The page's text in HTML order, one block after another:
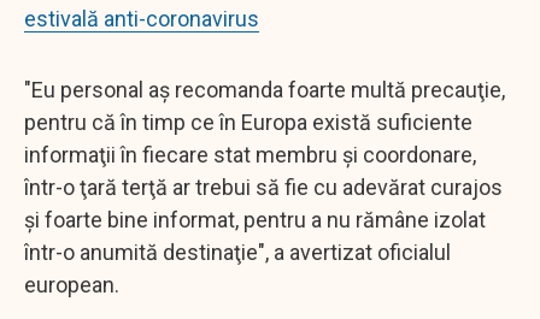
estivală anti-coronavirus
"Eu personal aş recomanda foarte multă precauţie,
pentru că în timp ce în Europa există suficiente
informaţii în fiecare stat membru şi coordonare,
într-o ţară terţă ar trebui să fie cu adevărat curajos
şi foarte bine informat, pentru a nu rămâne izolat
într-o anumită destinaţie", a avertizat oficialul
european.